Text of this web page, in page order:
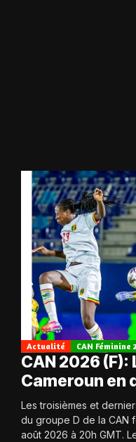
Actualité CAN Féminine
CAN 2026 (F):
Cameroun en
Les troisièmes et
du groupe D de la CAN
août 2026 à 20h GMT.